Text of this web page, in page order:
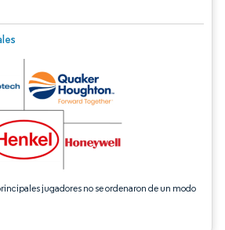
jugadores no se ordenaron de un modo
El uso requiere atribución según CC BY 4.0.